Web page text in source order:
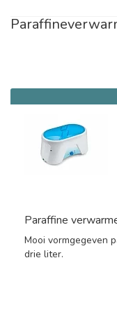
Paraffine
Mooi vormgegeven
drie liter.